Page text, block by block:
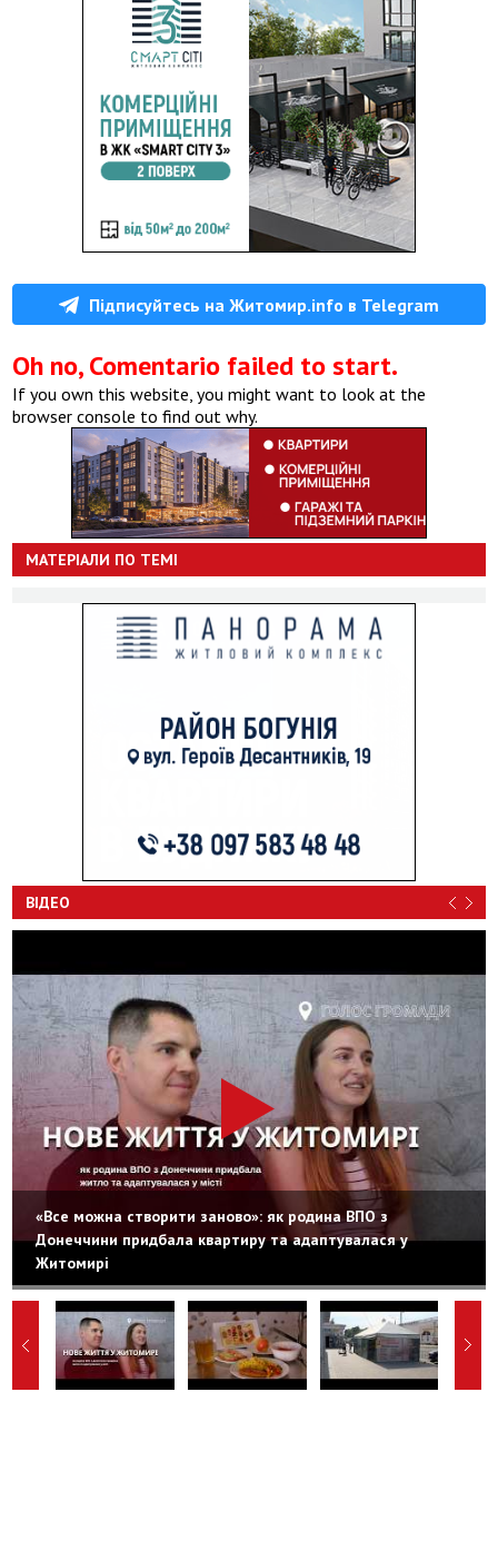
Підписуйтесь на Житомир.info в Telegram
Oh no, Comentario failed to start.
If you own this website, you might want to look at the
browser console to find out why.
МАТЕРІАЛИ ПО ТЕМІ
ВІДЕО
«Все можна створити заново»: як родина ВПО з
Донеччини придбала квартиру та адаптувалася у
Житомирі